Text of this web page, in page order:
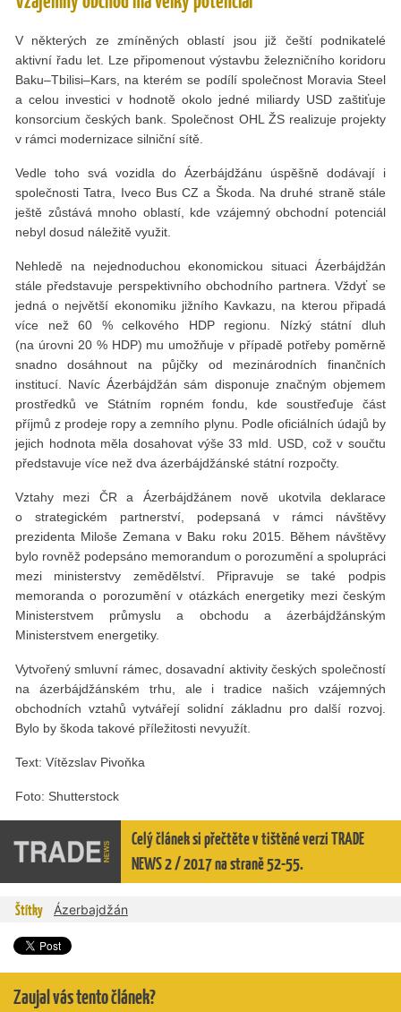
V některých ze zmíněných oblastí jsou již čeští podnikatelé
aktivní řadu let. Lze připomenout výstavbu železničního koridoru
Baku–Tbilisi–Kars, na kterém se podílí společnost Moravia Steel
a celou investici v hodnotě okolo jedné miliardy USD zaštiťuje
konsorcium českých bank. Společnost OHL ŽS realizuje projekty
v rámci modernizace silniční sítě.
Vedle toho svá vozidla do Ázerbájdžánu úspěšně dodávají i
společnosti Tatra, Iveco Bus CZ a Škoda. Na druhé straně stále
ještě zůstává mnoho oblastí, kde vzájemný obchodní potenciál
nebyl dosud náležitě využit.
Nehledě na nejednoduchou ekonomickou situaci Ázerbájdžán
stále představuje perspektivního obchodního partnera. Vždyť se
jedná o největší ekonomiku jižního Kavkazu, na kterou připadá
více než 60 % celkového HDP regionu. Nízký státní dluh
(na úrovni 20 % HDP) mu umožňuje v případě potřeby poměrně
snadno dosáhnout na půjčky od mezinárodních finančních
institucí. Navíc Ázerbájdžán sám disponuje značným objemem
prostředků ve Státním ropném fondu, kde soustřeďuje část
příjmů z prodeje ropy a zemního plynu. Podle oficiálních údajů by
jejich hodnota měla dosahovat výše 33 mld. USD, což v součtu
představuje více než dva ázerbájdžánské státní rozpočty.
Vztahy mezi ČR a Ázerbájdžánem nově ukotvila deklarace
o strategickém partnerství, podepsaná v rámci návštěvy
prezidenta Miloše Zemana v Baku roku 2015. Během návštěvy
bylo rovněž podepsáno memorandum o porozumění a spolupráci
mezi ministerstvy zemědělství. Připravuje se také podpis
memoranda o porozumění v otázkách energetiky mezi českým
Ministerstvem průmyslu a obchodu a ázerbájdžánským
Ministerstvem energetiky.
Vytvořený smluvní rámec, dosavadní aktivity českých společností
na ázerbájdžánském trhu, ale i tradice našich vzájemných
obchodních vztahů vytvářejí solidní základnu pro další rozvoj.
Bylo by škoda takové příležitosti nevyužít.
Text: Vítězslav Pivoňka
Foto: Shutterstock
Celý článek si přečtěte v tištěné verzi TRADE
NEWS 2 / 2017 na straně 52-55.
Štítky Ázerbajdžán
Zaujal vás tento článek?